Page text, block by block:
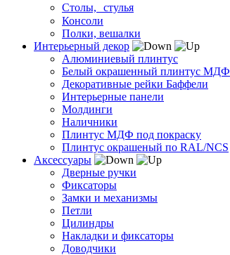
Столы, стулья
Консоли
Полки, вешалки
Интерьерный декор
Алюминиевый плинтус
Белый окрашенный плинтус МДФ
Декоративные рейки Баффели
Интерьерные панели
Молдинги
Наличники
Плинтус МДФ под покраску
Плинтус окрашеный по RAL/NCS
Аксессуары
Дверные ручки
Фиксаторы
Замки и механизмы
Петли
Цилиндры
Накладки и фиксаторы
Доводчики